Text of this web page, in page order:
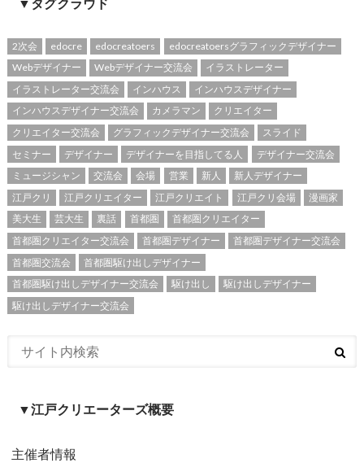
2次会 edocre edocreatoers
edocreatoersグラフィックデザイナー
Webデザイナー
Webデザイナー交流会
イラストレーター
イラストレーター交流会
インハウス
インハウスデザイナー
インハウスデザイナー交流会
カメラマン
クリエイター
クリエイター交流会
グラフィックデザイナー交流会
スライド
セミナー
デザイナー デザイナーを目指してる人
デザイナー交流会
ミュージシャン
交流会 会場 営業 新人
新人デザイナー
江戸クリ
江戸クリエイター 江戸クリエイト 江戸クリ会場
漫画家
美大生
芸大生 裏話 首都圏
首都圏クリエイター
首都圏クリエイター交流会
首都圏デザイナー
首都圏デザイナー交流会
首都圏交流会
首都圏駆け出しデザイナー
首都圏駆け出しデザイナー交流会
駆け出し
駆け出しデザイナー
駆け出しデザイナー交流会
▼江戸クリエーターズ概要
主催者情報